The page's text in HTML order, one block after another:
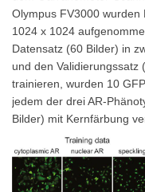
Olympus FV3000 wurden
1024 x 1024
Datensatz (60 Bilder) in
und den Validierungssatz
trainieren, wurden 10
jedem der drei AR-
Bilder) mit Kernfärbung